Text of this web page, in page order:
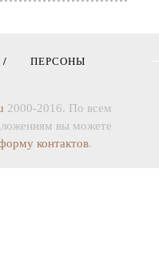
ПЕРСОНЫ
2000-2016. По всем
вы можете
контактов.